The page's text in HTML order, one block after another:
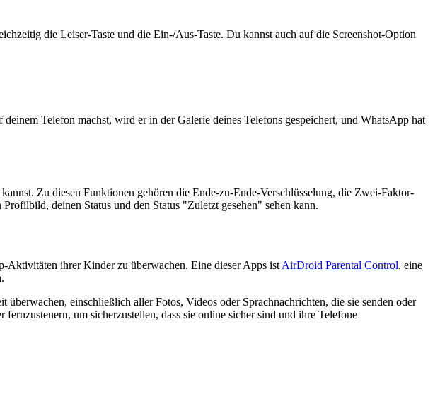
die Leiser-Taste und die Ein-/Aus-Taste. Du kannst auch auf die Screenshot-Option
Telefon machst, wird er in der Galerie deines Telefons gespeichert, und WhatsApp hat
Zu diesen Funktionen gehören die Ende-zu-Ende-Verschlüsselung, die Zwei-Faktor-
deinen Status und den Status "Zuletzt gesehen" sehen kann.
Aktivitäten ihrer Kinder zu überwachen. Eine dieser Apps ist AirDroid Parental Control, eine
einschließlich aller Fotos, Videos oder Sprachnachrichten, die sie senden oder
um sicherzustellen, dass sie online sicher sind und ihre Telefone